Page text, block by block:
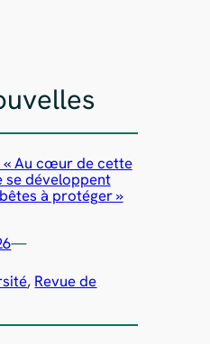
« Au cœur de cette
se développent
à protéger »
—
, Revue de